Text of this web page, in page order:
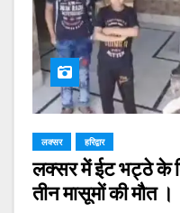
लक्सर हरिद्वार
लक्सर में ईट भट्ठे के
तीन मासूमों की मौत